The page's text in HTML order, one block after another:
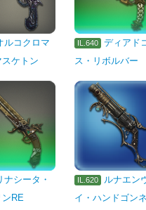
ルコクロマ
ケトン
IL.640
ディアド
ス・リボルバー
ナシータ・
ンRE
IL.620
ルナエン
イ・ハンドゴン